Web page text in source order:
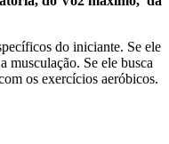
do iniciante. Se ele
musculação. Se ele busca
os exercícios aeróbicos.